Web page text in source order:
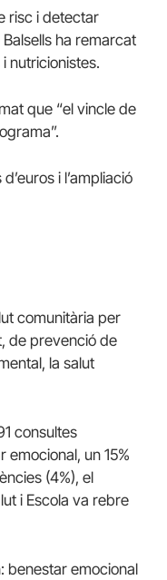
risc i detectar
ha remarcat
nutricionistes.
que “el vincle de
i l’ampliació
comunitària per
de prevenció de
la salut
consultes
emocional, un 15%
(4%), el
i Escola va rebre
benestar emocional